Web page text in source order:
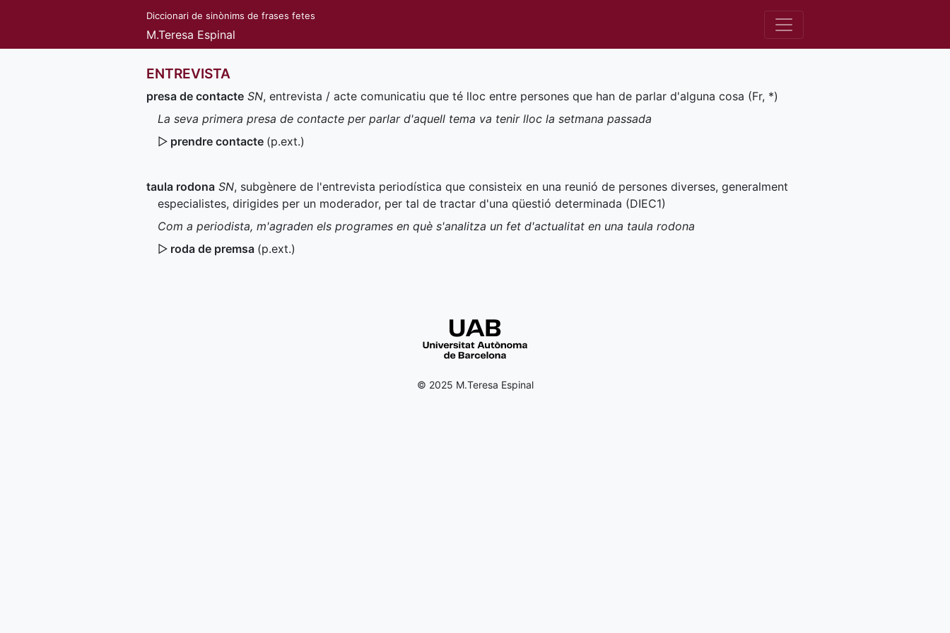
Diccionari de sinònims de frases fetes
M.Teresa Espinal
ENTREVISTA
presa de contacte SN, entrevista / acte comunicatiu que té lloc entre persones que han de parlar d'alguna cosa (Fr, *)
La seva primera presa de contacte per parlar d'aquell tema va tenir lloc la setmana passada
▷ prendre contacte (p.ext.)
taula rodona SN, subgènere de l'entrevista periodística que consisteix en una reunió de persones diverses, generalment
especialistes, dirigides per un moderador, per tal de tractar d'una qüestió determinada (DIEC1)
Com a periodista, m'agraden els programes en què s'analitza un fet d'actualitat en una taula rodona
▷ roda de premsa (p.ext.)
© 2025 M.Teresa Espinal